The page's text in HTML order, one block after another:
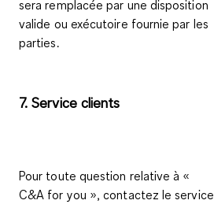
sera remplacée par une disposition
valide ou exécutoire fournie par les
parties.
7. Service clients
Pour toute question relative à «
C&A for you », contactez le service